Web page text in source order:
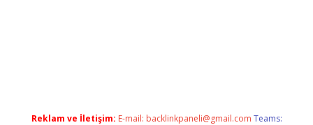
Reklam ve İletişim: E-mail: backlinkpaneli@gmail.com Teams: